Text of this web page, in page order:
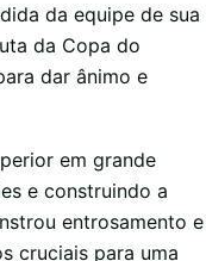
da equipe de sua
da Copa do
dar ânimo e
em grande
e construindo a
entrosamento e
cruciais para uma